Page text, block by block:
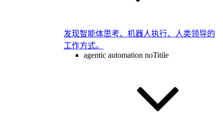
发现智能体思考、机器人执行、人类领导的
工作方式。
agentic automation noTitile